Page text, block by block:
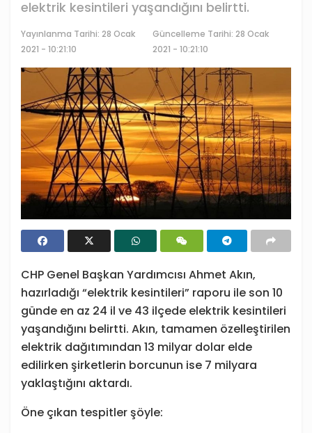
elektrik kesintileri yaşandığını belirtti.
Yayınlanma Tarihi: 28 Ocak
2021 - 10:21:10
Güncelleme Tarihi: 28 Ocak
2021 - 10:21:10
CHP Genel Başkan Yardımcısı Ahmet Akın,
hazırladığı “elektrik kesintileri” raporu ile son 10
günde en az 24 il ve 43 ilçede elektrik kesintileri
yaşandığını belirtti. Akın, tamamen özelleştirilen
elektrik dağıtımından 13 milyar dolar elde
edilirken şirketlerin borcunun ise 7 milyara
yaklaştığını aktardı.
Öne çıkan tespitler şöyle: